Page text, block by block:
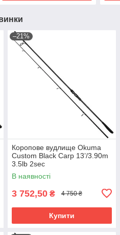
–21%
Коропове вудлище Okuma
Custom Black Carp 13’/3.90m
3.5lb 2sec
В наявності
3 752,50 ₴ 4 750 ₴
Купити